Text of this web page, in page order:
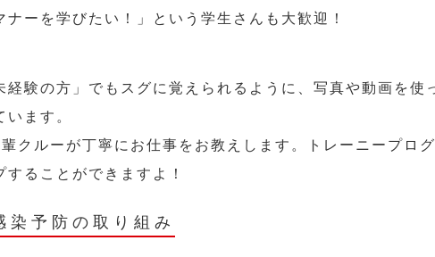
ーを学びたい！」という学生さんも大歓迎！
経験の方」でもスグに覚えられるように、写真や動画を使
ます。
クルーが丁寧にお仕事をお教えします。トレーニープロ
ることができますよ！
染予防の取り組み